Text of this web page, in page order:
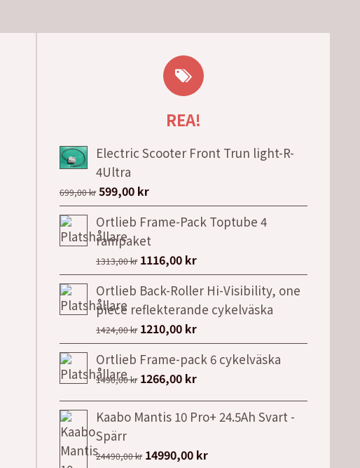
REA!
Electric Scooter Front Trun light-R-
4Ultra
699,00kr Det
ursprungliga
priset
var:
699,00 kr.
599,00 kr
nuvarande
priset
är:
599,00 kr.
Ortlieb Frame-Pack Toptube 4
rampaket
1313,00kr Det
ursprungliga
priset
var:
1313,00 kr.
1116,00 kr
nuvarande
priset
är:
Ortlieb Back-Roller Hi-Visibility, one
piece reflekterande cykelväska
1424,00kr Det
ursprungliga
priset
var:
1424,00 kr.
1210,00 kr
nuvarande
priset
1210,00 kr.
Ortlieb Frame-pack 6 cykelväska
1490,00kr Det
ursprungliga
priset
1490,00 kr.
1266,00 kr
nuvarande
priset
1266,00 kr.
Kaabo Mantis 10 Pro+ 24.5Ah Svart -
Spärr
24490,00kr Det
14990,00 kr